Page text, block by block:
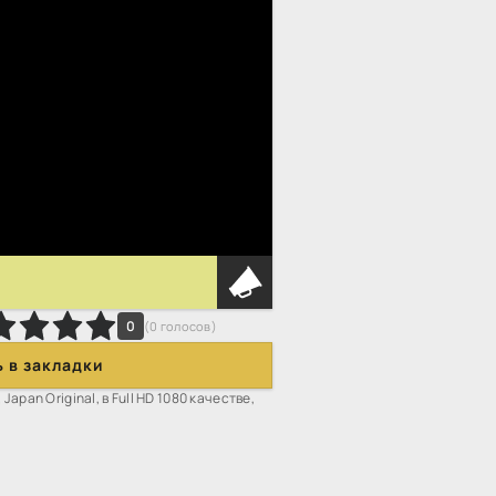
0 (0 голосов)
в закладки
Original, в Full HD 1080 качестве,